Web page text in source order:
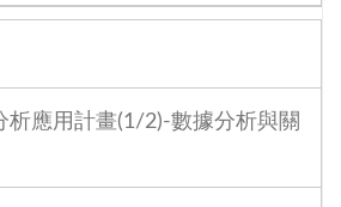
析應用計畫(1/2)-數據分析與關